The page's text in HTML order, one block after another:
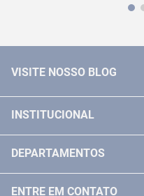
VISITE NOSSO BLOG
INSTITUCIONAL
POLITICA DE TROCA E DEVOLUÇÃO
DEPARTAMENTOS
ENTRE EM CONTATO